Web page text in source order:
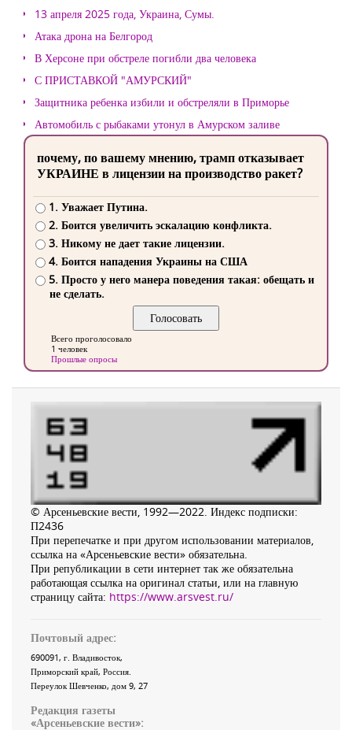
13 апреля 2025 года, Украина, Сумы.
Атака дрона на Белгород
В Херсоне при обстреле погибли два человека
С ПРИСТАВКОЙ "АМУРСКИЙ"
Защитника ребенка избили и обстреляли в Приморье
Автомобиль с рыбаками утонул в Амурском заливе
почему, по вашему мнению, трамп отказывает
УКРАИНЕ в лицензии на производство ракет?
1. Уважает Путина.
2. Боится увеличить эскалацию конфликта.
3. Никому не дает такие лицензии.
4. Боится нападения Украины на США
5. Просто у него манера поведения такая: обещать и
не сделать.
Всего проголосовало
1 человек
Прошлые опросы
© Арсеньевские вести, 1992—2022. Индекс подписки:
П2436
При перепечатке и при другом использовании материалов,
ссылка на «Арсеньевские вести» обязательна.
При републикации в сети интернет так же обязательна
работающая ссылка на оригинал статьи, или на главную
страницу сайта: https://www.arsvest.ru/
Почтовый адрес:
690091, г. Владивосток,
Приморский край, Россия
Переулок Шевченко, дом 9, 27
Редакция газеты
«Арсеньевские вести»: